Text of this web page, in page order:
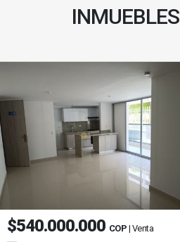
INMUEBLES
$540.000.000 COP | Venta